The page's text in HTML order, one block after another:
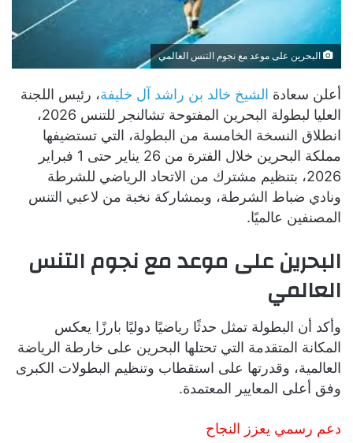
البحرين على موعد مع نجوم التنس العالمي
أعلن سعادة الشيخ خالد بن راشد آل خليفة، رئيس اللجنة
العليا لبطولة البحرين المفتوحة تشالنجر للتنس 2026،
انطلاق النسخة الخامسة من البطولة، التي تستضيفها
مملكة البحرين خلال الفترة من 26 يناير حتى 1 فبراير
2026، بتنظيم مشترك من الاتحاد الرياضي للشرطة
ونادي ضباط الشرطة، وبمشاركة نخبة من لاعبي التنس
المصنفين عالميًا.
البحرين على موعد مع نجوم التنس
العالمي
وأكد أن البطولة تمثل حدثًا رياضيًا دوليًا بارزًا يعكس
المكانة المتقدمة التي تحتلها البحرين على خارطة الرياضة
العالمية، وقدرتها على استقطاب وتنظيم البطولات الكبرى
وفق أعلى المعايير المعتمدة.
دعم رسمي يعزز النجاح